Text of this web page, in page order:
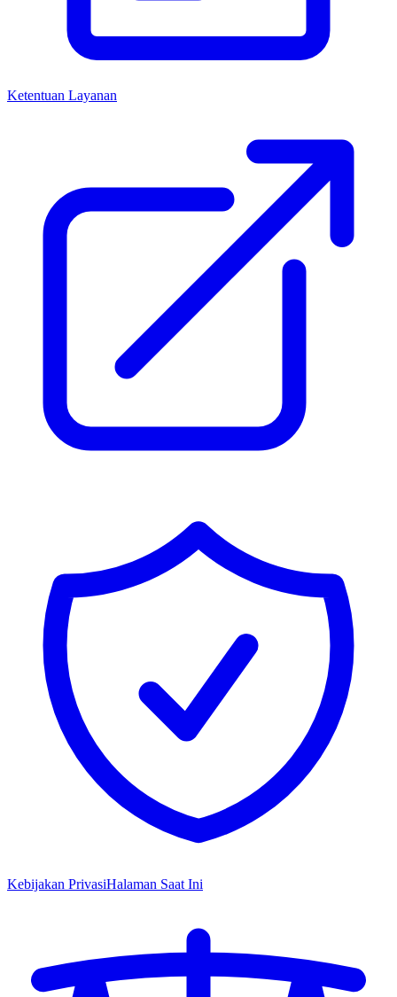
Ketentuan Layanan
Kebijakan PrivasiHalaman Saat Ini